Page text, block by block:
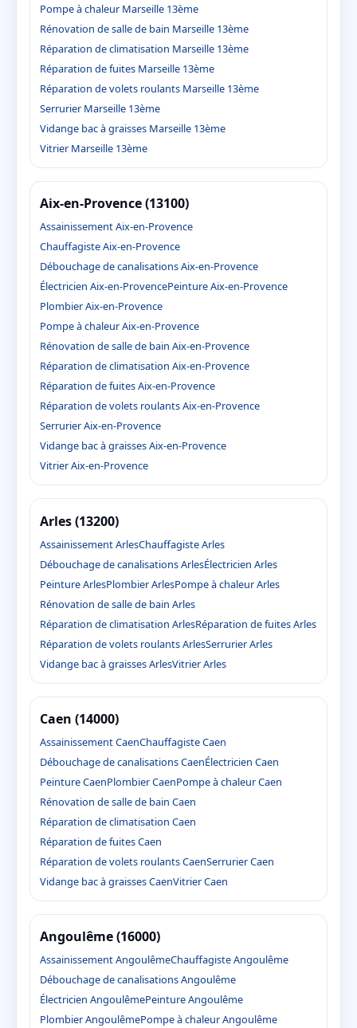
Pompe à chaleur Marseille 13ème
Rénovation de salle de bain Marseille 13ème
Réparation de climatisation Marseille 13ème
Réparation de fuites Marseille 13ème
Réparation de volets roulants Marseille 13ème
Serrurier Marseille 13ème
Vidange bac à graisses Marseille 13ème
Vitrier Marseille 13ème
Aix-en-Provence (13100)
Assainissement Aix-en-Provence
Chauffagiste Aix-en-Provence
Débouchage de canalisations Aix-en-Provence
Électricien Aix-en-ProvencePeinture Aix-en-Provence
Plombier Aix-en-Provence
Pompe à chaleur Aix-en-Provence
Rénovation de salle de bain Aix-en-Provence
Réparation de climatisation Aix-en-Provence
Réparation de fuites Aix-en-Provence
Réparation de volets roulants Aix-en-Provence
Serrurier Aix-en-Provence
Vidange bac à graisses Aix-en-Provence
Vitrier Aix-en-Provence
Arles (13200)
Assainissement ArlesChauffagiste Arles
Débouchage de canalisations ArlesÉlectricien Arles
Peinture ArlesPlombier ArlesPompe à chaleur Arles
Rénovation de salle de bain Arles
Réparation de climatisation ArlesRéparation de fuites Arles
Réparation de volets roulants ArlesSerrurier Arles
Vidange bac à graisses ArlesVitrier Arles
Caen (14000)
Assainissement CaenChauffagiste Caen
Débouchage de canalisations CaenÉlectricien Caen
Peinture CaenPlombier CaenPompe à chaleur Caen
Rénovation de salle de bain Caen
Réparation de climatisation Caen
Réparation de fuites Caen
Réparation de volets roulants CaenSerrurier Caen
Vidange bac à graisses CaenVitrier Caen
Angoulême (16000)
Assainissement AngoulêmeChauffagiste Angoulême
Débouchage de canalisations Angoulême
Électricien AngoulêmePeinture Angoulême
Plombier AngoulêmePompe à chaleur Angoulême